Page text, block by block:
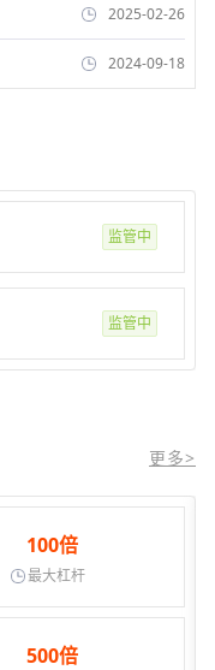
2025-02-26
2024-09-18
监管中
监管中
更多>
100倍
最大杠杆
500倍